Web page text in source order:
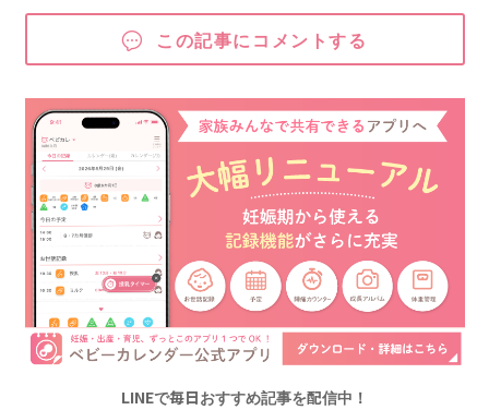
この記事にコメントする
LINEで毎日おすすめ記事を配信中！